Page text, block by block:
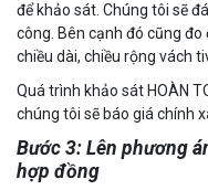
để khảo sát. Chúng tôi sẽ
công. Bên cạnh đó cũng
chiều dài, chiều rộng vách
Quá trình khảo sát HOÀN
chúng tôi sẽ báo giá chính
Bước 3: Lên phương
hợp đồng